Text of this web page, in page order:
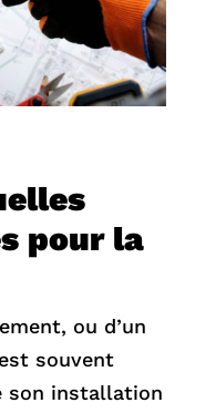
pour la
ou d’un
souvent
son installation